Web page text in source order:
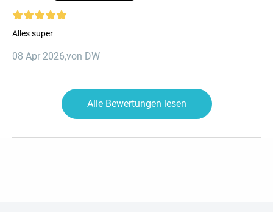
Alles super
08 Apr 2026,von DW
Alle Bewertungen lesen